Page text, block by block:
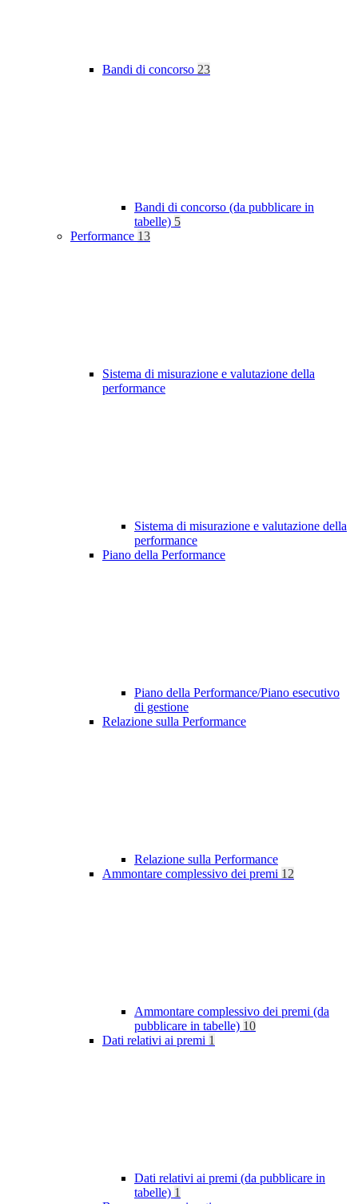
Bandi di concorso 23
Bandi di concorso (da pubblicare in
tabelle) 5
Performance 13
Sistema di misurazione e valutazione della
performance
Sistema di misurazione e valutazione della
performance
Piano della Performance
Piano della Performance/Piano esecutivo
di gestione
Relazione sulla Performance
Relazione sulla Performance
Ammontare complessivo dei premi 12
Ammontare complessivo dei premi (da
pubblicare in tabelle) 10
Dati relativi ai premi 1
Dati relativi ai premi (da pubblicare in
tabelle) 1